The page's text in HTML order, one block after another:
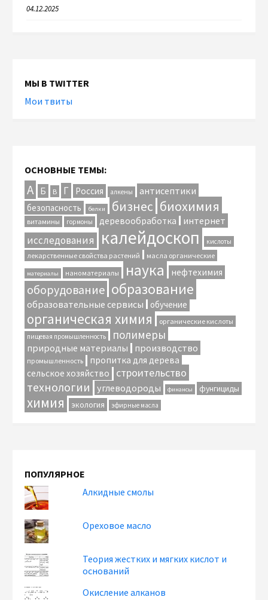
04.12.2025
МЫ В TWITTER
Мои твиты
ОСНОВНЫЕ ТЕМЫ:
А Б В Г Россия алкены антисептики
безопасность белки бизнес биохимия
витамины гормоны деревообработка интернет
исследования калейдоскоп кислоты
лекарственные свойства растений масла органические
материалы наноматериалы наука нефтехимия
оборудование образование
образовательные сервисы обучение
органическая химия органические кислоты
пищевая промышленность полимеры
природные материалы производство
промышленность
пропитка для дерева
сельское хозяйство
строительство
технологии углеводороды финансы фунгициды
химия экология эфирные масла
ПОПУЛЯРНОЕ
Алкидные смолы
Ореховое масло
Теория жестких и мягких кислот и
оснований
Окисление алканов